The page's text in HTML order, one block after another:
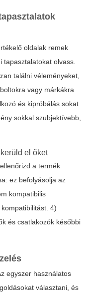
oldalak remek
olvass.
találni véleményeket,
vagy márkákra
és kipróbálás sokat
sokkal szubjektívebb,
el őket
a termék
ez befolyásolja az
kompatibilis
4)
és csatlakozók későbbi
egyszer használatos
választani, és